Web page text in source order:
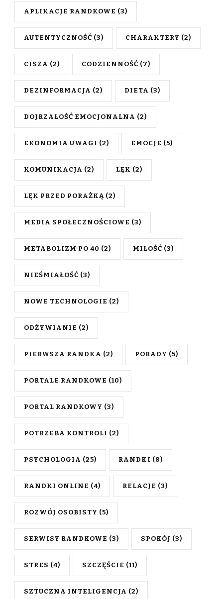
APLIKACJE RANDKOWE (3)
AUTENTYCZNOŚĆ (3) CHARAKTERY (2)
CISZA (2) CODZIENNOŚĆ (7)
DEZINFORMACJA (2) DIETA (3)
DOJRZAŁOŚĆ EMOCJONALNA (2)
EKONOMIA UWAGI (2) EMOCJE (5)
KOMUNIKACJA (2) LĘK (2)
LĘK PRZED PORAŻKĄ (2)
MEDIA SPOŁECZNOŚCIOWE (3)
METABOLIZM PO 40 (2) MIŁOŚĆ (3)
NIEŚMIAŁOŚĆ (3)
NOWE TECHNOLOGIE (2)
ODŻYWIANIE (2)
PIERWSZA RANDKA (2) PORADY (5)
PORTALE RANDKOWE (10)
PORTAL RANDKOWY (3)
POTRZEBA KONTROLI (2)
PSYCHOLOGIA (25) RANDKI (8)
RANDKI ONLINE (4) RELACJE (3)
ROZWÓJ OSOBISTY (5)
SERWISY RANDKOWE (3) SPOKÓJ (3)
STRES (4) SZCZĘŚCIE (11)
SZTUCZNA INTELIGENCJA (2)